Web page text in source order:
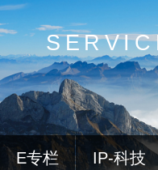
E专栏 IP-科技